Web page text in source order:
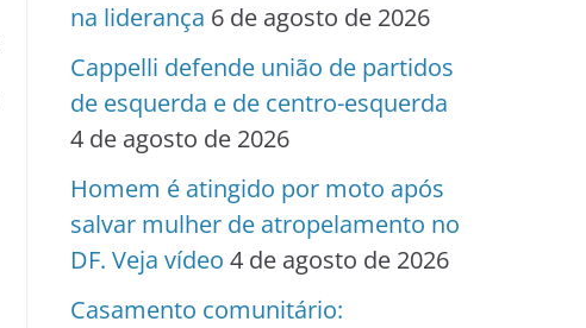
na liderança 6 de agosto de 2026
Cappelli defende união de partidos
de esquerda e de centro-esquerda
4 de agosto de 2026
Homem é atingido por moto após
salvar mulher de atropelamento no
DF. Veja vídeo 4 de agosto de 2026
Casamento comunitário: